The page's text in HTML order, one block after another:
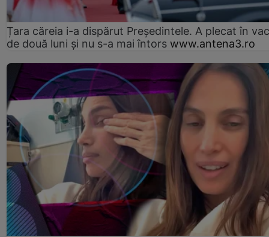
Țara căreia i-a dispărut Președintele. A plecat în
de două luni și nu s-a mai întors www.antena3.ro